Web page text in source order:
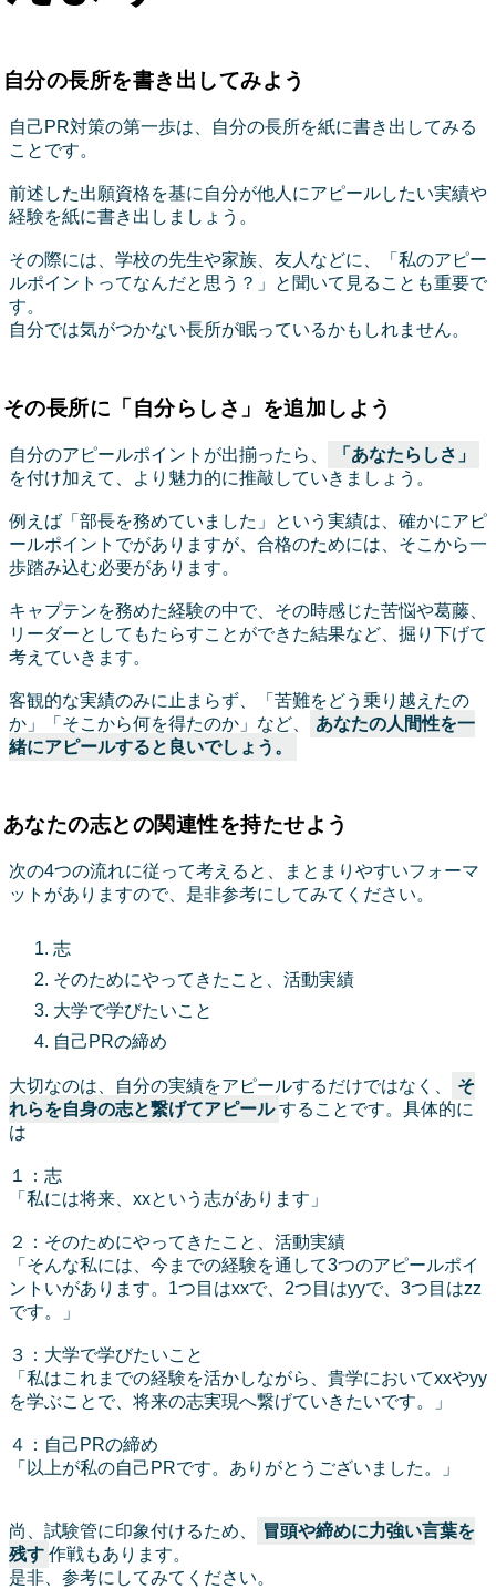
自分の長所を書き出してみよう
自己PR対策の第一歩は、自分の長所を紙に書き出してみる
ことです。
前述した出願資格を基に自分が他人にアピールしたい実績や
経験を紙に書き出しましょう。
その際には、学校の先生や家族、友人などに、「私のアピー
ルポイントってなんだと思う？」と聞いて見ることも重要で
す。
自分では気がつかない長所が眠っているかもしれません。
その長所に「自分らしさ」を追加しよう
自分のアピールポイントが出揃ったら、
「あなたらしさ」
を付け加えて、より魅力的に推敲していきましょう。
例えば「部長を務めていました」という実績は、確かにアピ
ールポイントでがありますが、合格のためには、そこから一
歩踏み込む必要があります。
キャプテンを務めた経験の中で、その時感じた苦悩や葛藤、
リーダーとしてもたらすことができた結果など、掘り下げて
考えていきます。
客観的な実績のみに止まらず、「苦難をどう乗り越えたの
か」「そこから何を得たのか」など、
あなたの人間性を一
緒にアピールすると良いでしょう。
あなたの志との関連性を持たせよう
次の4つの流れに従って考えると、まとまりやすいフォーマ
ットがありますので、是非参考にしてみてください。
志
そのためにやってきたこと、活動実績
大学で学びたいこと
自己PRの締め
大切なのは、自分の実績をアピールするだけではなく、
そ
れらを自身の志と繋げてアピール することです。具体的に
は
１：志
「私には将来、xxという志があります」
２：そのためにやってきたこと、活動実績
「そんな私には、今までの経験を通して3つのアピールポイ
ントいがあります。1つ目はxxで、2つ目はyyで、3つ目はzz
です。」
３：大学で学びたいこと
「私はこれまでの経験を活かしながら、貴学においてxxやyy
を学ぶことで、将来の志実現へ繋げていきたいです。」
４：自己PRの締め
「以上が私の自己PRです。ありがとうございました。」
尚、試験管に印象付けるため、
冒頭や締めに力強い言葉を
残す 作戦もあります。
是非、参考にしてみてください。